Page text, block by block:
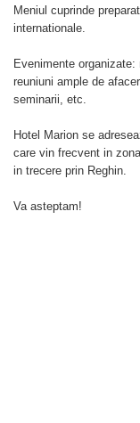
Meniul cuprinde
internationale.
Evenimente
reuniuni ample de
seminarii, etc.
Hotel Marion se
care vin frecvent in
in trecere prin Reghin.
Va asteptam!